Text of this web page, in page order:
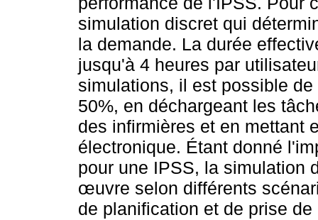
simulation discret qui
la demande. La durée
jusqu'à 4 heures par
simulations, il est possible
50%, en déchargeant les
des infirmières et en mettant
électronique. Étant donné
pour une IPSS, la simulation
œuvre selon différents
de planification et de prise